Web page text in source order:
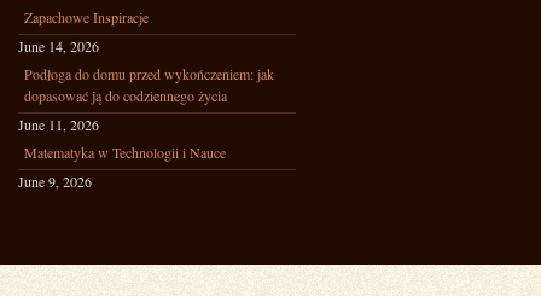
Zapachowe Inspiracje
June 14, 2026
Podłoga do domu przed wykończeniem: jak
dopasować ją do codziennego życia
June 11, 2026
Matematyka w Technologii i Nauce
June 9, 2026